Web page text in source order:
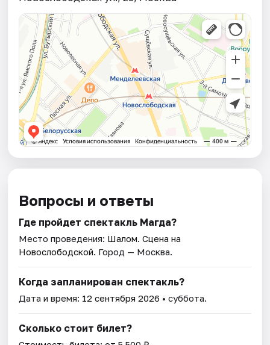
Вопросы и ответы
Где пройдет спектакль Магда?
Место проведения: Шалом. Сцена на
Новослободской. Город — Москва.
Когда запланирован спектакль?
Дата и время: 12 сентября 2026 • суббота.
Сколько стоит билет?